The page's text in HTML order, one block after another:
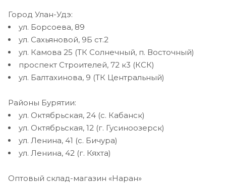
Город Улан-Удэ:
ул. Борсоева, 89
ул. Сахьяновой, 9Б ст.2
ул. Камова 25 (ТК Солнечный, п. Восточный)
проспект Строителей, 72 к3 (КСК)
ул. Балтахинова, 9 (ТК Центральный)
Районы Бурятии:
ул. Октябрьская, 24 (с. Кабанск)
ул. Октябрьская, 12 (г. Гусиноозерск)
ул. Ленина, 41 (с. Бичура)
ул. Ленина, 42 (г. Кяхта)
Оптовый склад-магазин «Наран»